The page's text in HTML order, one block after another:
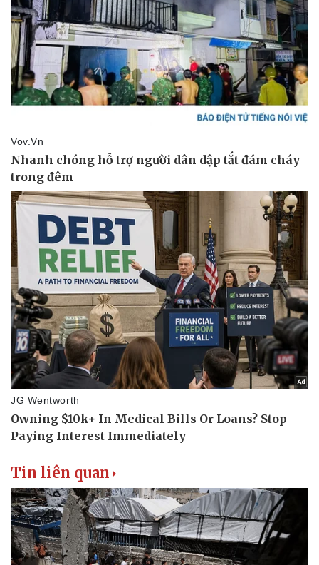
Pháp luật
Vụ án
Tin nóng
Tư vấn luật
Quân sự - Quốc phòng
Vũ khí
Việt Nam
Phân tích
Tin liên quan